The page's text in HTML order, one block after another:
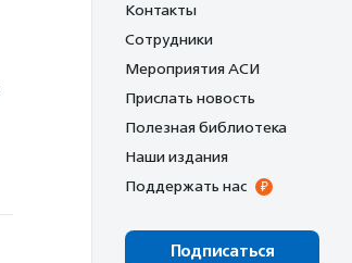
Контакты
Сотрудники
Мероприятия АСИ
Прислать новость
Полезная библиотека
Наши издания
Поддержать нас
Подписаться